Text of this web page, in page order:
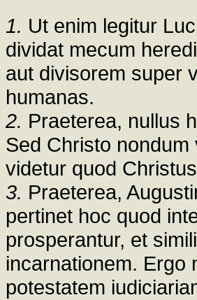
1. Ut enim legitur
dividat mecum
aut divisorem super
humanas.
2. Praeterea, nullus
Sed Christo
videtur quod
3. Praeterea,
pertinet hoc quod
prosperantur, et
incarnationem. Ergo
potestatem